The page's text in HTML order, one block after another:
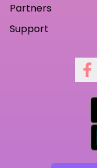
Partners
Support